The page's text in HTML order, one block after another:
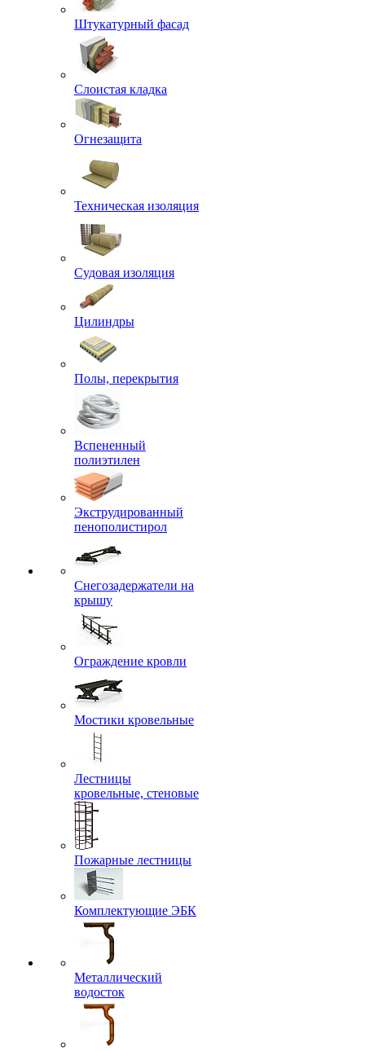
Штукатурный фасад
Слоистая кладка
Огнезащита
Техническая изоляция
Судовая изоляция
Цилиндры
Полы, перекрытия
Вспененный
полиэтилен
Экструдированный
пенополистирол
Снегозадержатели на
крышу
Ограждение кровли
Мостики кровельные
Лестницы
кровельные, стеновые
Пожарные лестницы
Комплектующие ЭБК
Металлический
водосток